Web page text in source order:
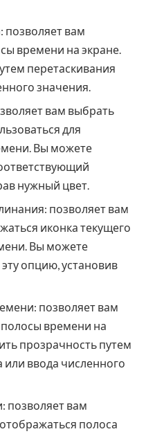
вам
времени на экране.
перетаскивания
значения.
вам выбрать
для
Вы можете
нужный цвет.
позволяет вам
иконка текущего
Вы можете
опцию, установив
позволяет вам
времени на
прозрачность путем
или ввода численного
позволяет вам
полоса